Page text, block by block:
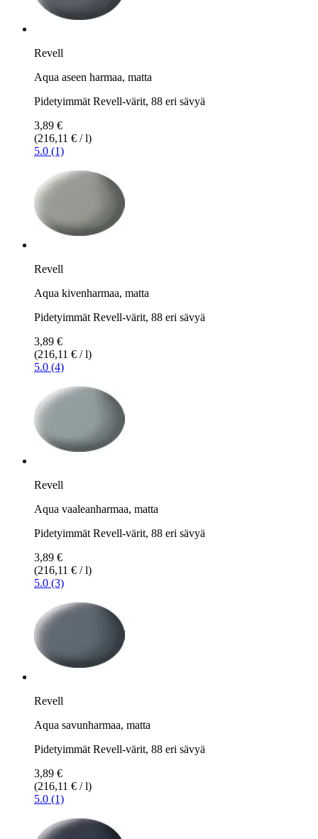
Revell
Aqua aseen harmaa, matta
Pidetyimmät Revell-värit, 88 eri sävyä
3,89 €
(216,11 € / l)
5.0 (1)
Revell
Aqua kivenharmaa, matta
Pidetyimmät Revell-värit, 88 eri sävyä
3,89 €
(216,11 € / l)
5.0 (4)
Revell
Aqua vaaleanharmaa, matta
Pidetyimmät Revell-värit, 88 eri sävyä
3,89 €
(216,11 € / l)
5.0 (3)
Revell
Aqua savunharmaa, matta
Pidetyimmät Revell-värit, 88 eri sävyä
3,89 €
(216,11 € / l)
5.0 (1)